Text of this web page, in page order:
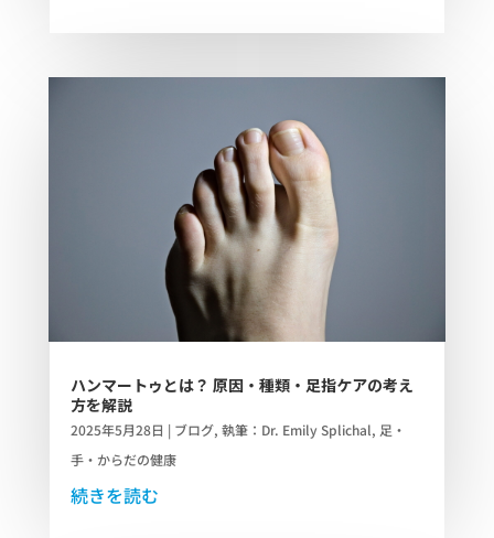
ハンマートゥとは？ 原因・種類・足指ケアの考え
方を解説
2025年5月28日 | ブログ, 執筆：Dr. Emily Splichal, 足・
手・からだの健康
続きを読む